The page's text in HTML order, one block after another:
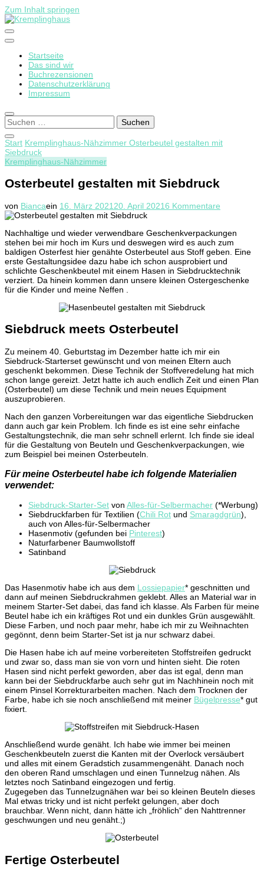
Zum Inhalt springen
Kremplinghaus
Startseite
Das sind wir
Buchrezensionen
Datenschutzerklärung
Impressum
Suchen
nach:
Start Kremplinghaus-Nähzimmer Osterbeutel gestalten mit
Siebdruck
Kremplinghaus-Nähzimmer
Osterbeutel gestalten mit Siebdruck
von Biancaein 16. März 2021 20. April 20216 Kommentare
mit
Siebdruck
Nachhaltige und wieder verwendbare Geschenkverpackungen
stehen bei mir hoch im Kurs und deswegen wird es auch zum
baldigen Osterfest hier genähte Osterbeutel aus Stoff geben. Eine
erste Gestaltungsidee dazu habe ich schon ausprobiert und
schlichte Geschenkbeutel mit einem Hasen in Siebdrucktechnik
verziert. Da hinein kommen dann unsere kleinen Ostergeschenke
für die Kinder und meine Neffen .
Siebdruck meets Osterbeutel
Zu meinem 40. Geburtstag im Dezember hatte ich mir ein
Siebdruck-Starterset gewünscht und von meinen Eltern auch
geschenkt bekommen. Diese Technik der Stoffveredelung hat mich
schon lange gereizt. Jetzt hatte ich auch endlich Zeit und einen Plan
(Osterbeutel) um diese Technik und mein neues Equipment
auszuprobieren.
Nach den ganzen Vorbereitungen war das eigentliche Siebdrucken
dann auch gar kein Problem. Ich finde es ist eine sehr einfache
Gestaltungstechnik, die man sehr schnell erlernt. Ich finde sie ideal
für die Gestaltung von Beuteln und Geschenkverpackungen, wie
zum Beispiel bei meinen Osterbeuteln.
Für meine Osterbeutel habe ich folgende Materialien
verwendet:
Siebdruck-Starter-Set von Alles-für-Selbermacher (*Werbung)
Siebdruckfarben für Textilien (Chili Rot und Smaragdgrün),
auch von Alles-für-Selbermacher
Hasenmotiv (gefunden bei Pinterest)
Naturfarbener Baumwollstoff
Satinband
Das Hasenmotiv habe ich aus dem Lossiepapier* geschnitten und
dann auf meinen Siebdruckrahmen geklebt. Alles an Material war in
meinem Starter-Set dabei, das fand ich klasse. Als Farben für meine
Beutel habe ich ein kräftiges Rot und ein dunkles Grün ausgewählt.
Diese Farben, und noch paar mehr, habe ich mir zu Weihnachten
gegönnt, denn beim Starter-Set ist ja nur schwarz dabei.
Die Hasen habe ich auf meine vorbereiteten Stoffstreifen gedruckt
und zwar so, dass man sie von vorn und hinten sieht. Die roten
Hasen sind nicht perfekt geworden, aber das ist egal, denn man
kann bei der Siebdruckfarbe auch sehr gut im Nachhinein noch mit
einem Pinsel Korrekturarbeiten machen. Nach dem Trocknen der
Farbe, habe ich sie noch anschließend mit meiner Bügelpresse* gut
fixiert.
Anschließend wurde genäht. Ich habe wie immer bei meinen
Geschenkbeuteln zuerst die Kanten mit der Overlock versäubert
und alles mit einem Geradstich zusammengenäht. Danach noch
den oberen Rand umschlagen und einen Tunnelzug nähen. Als
letztes noch Satinband eingezogen und fertig.
Zugegeben das Tunnelzugnähen war bei so kleinen Beuteln dieses
Mal etwas tricky und ist nicht perfekt gelungen, aber doch
brauchbar. Wenn nicht, dann hätte ich „fröhlich“ den Nahttrenner
geschwungen und neu genäht.;)
Fertige Osterbeutel